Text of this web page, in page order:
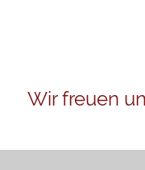
Wir freuen